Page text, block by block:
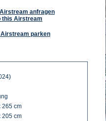
anfragen
this Airstream
Airstream parken
265 cm
205 cm